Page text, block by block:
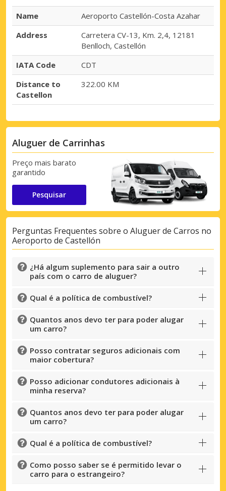
Name
Aeroporto Castellón-Costa Azahar
Address
Carretera CV-13, Km. 2,4, 12181
Benlloch, Castellón
IATA Code
CDT
Distance to
Castellon
322.00 KM
Aluguer de Carrinhas
Preço mais barato
garantido
Pesquisar
Perguntas Frequentes sobre o Aluguer de Carros no
Aeroporto de Castellón
¿Há algum suplemento para sair a outro
país com o carro de aluguer?
Qual é a política de combustível?
Quantos anos devo ter para poder alugar
um carro?
Posso contratar seguros adicionais com
maior cobertura?
Posso adicionar condutores adicionais à
minha reserva?
Quantos anos devo ter para poder alugar
um carro?
Qual é a política de combustível?
Como posso saber se é permitido levar o
carro para o estrangeiro?